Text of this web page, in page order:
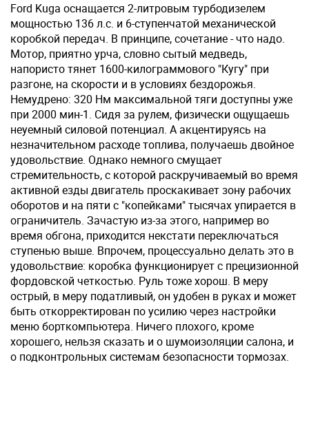
Ford Kuga оснащается 2-литровым турбодизелем
мощностью 136 л.с. и 6-ступенчатой механической
коробкой передач. В принципе, сочетание - что надо.
Мотор, приятно урча, словно сытый медведь,
напористо тянет 1600-килограммового "Кугу" при
разгоне, на скорости и в условиях бездорожья.
Немудрено: 320 Нм максимальной тяги доступны уже
при 2000 мин-1. Сидя за рулем, физически ощущаешь
неуемный силовой потенциал. А акцентируясь на
незначительном расходе топлива, получаешь двойное
удовольствие. Однако немного смущает
стремительность, с которой раскручиваемый во время
активной езды двигатель проскакивает зону рабочих
оборотов и на пяти с "копейками" тысячах упирается в
ограничитель. Зачастую из-за этого, например во
время обгона, приходится некстати переключаться
ступенью выше. Впрочем, процессуально делать это в
удовольствие: коробка функционирует с прецизионной
фордовской четкостью. Руль тоже хорош. В меру
острый, в меру податливый, он удобен в руках и может
быть откорректирован по усилию через настройки
меню борткомпьютера. Ничего плохого, кроме
хорошего, нельзя сказать и о шумоизоляции салона, и
о подконтрольных системам безопасности тормозах.